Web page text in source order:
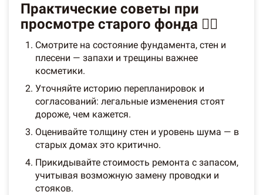
Практические советы при
просмотре старого фонда 🕵️‍♂️
Смотрите на состояние фундамента, стен и
плесени — запахи и трещины важнее
косметики.
Уточняйте историю перепланировок и
согласований: легальные изменения стоят
дороже, чем кажется.
Оценивайте толщину стен и уровень шума — в
старых домах это критично.
Прикидывайте стоимость ремонта с запасом,
учитывая возможную замену проводки и
стояков.